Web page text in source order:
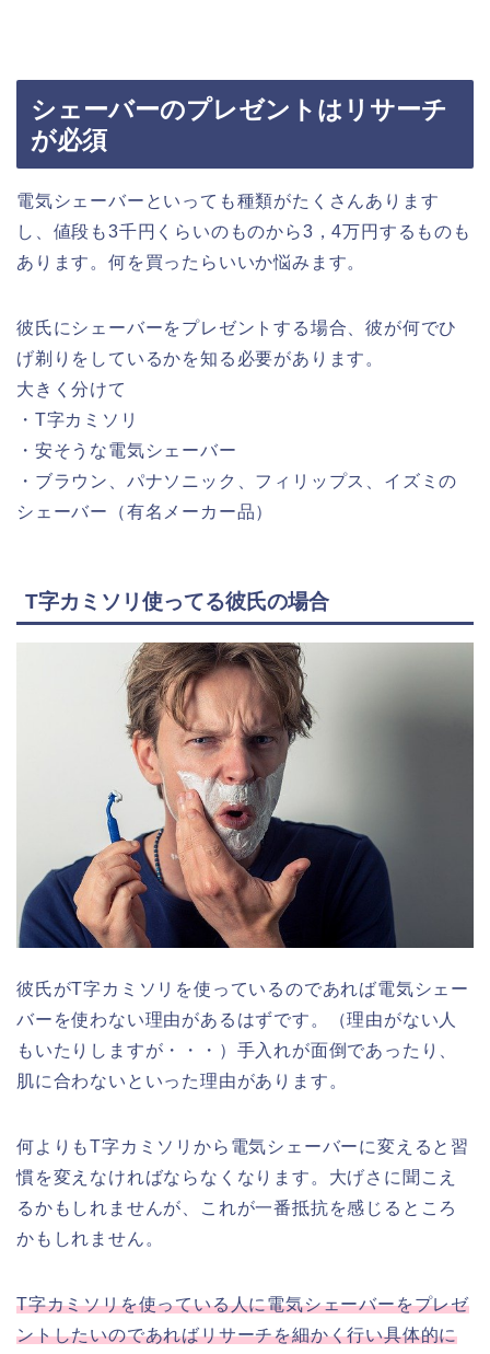
シェーバーのプレゼントはリサーチ
が必須
電気シェーバーといっても種類がたくさんあります
し、値段も3千円くらいのものから3，4万円するものも
あります。何を買ったらいいか悩みます。
彼氏にシェーバーをプレゼントする場合、彼が何でひ
げ剃りをしているかを知る必要があります。
大きく分けて
・T字カミソリ
・安そうな電気シェーバー
・ブラウン、パナソニック、フィリップス、イズミの
シェーバー（有名メーカー品）
T字カミソリ使ってる彼氏の場合
彼氏がT字カミソリを使っているのであれば電気シェー
バーを使わない理由があるはずです。（理由がない人
もいたりしますが・・・）手入れが面倒であったり、
肌に合わないといった理由があります。
何よりもT字カミソリから電気シェーバーに変えると習
慣を変えなければならなくなります。大げさに聞こえ
るかもしれませんが、これが一番抵抗を感じるところ
かもしれません。
T字カミソリを使っている人に電気シェーバーをプレゼ
ントしたいのであればリサーチを細かく行い具体的に